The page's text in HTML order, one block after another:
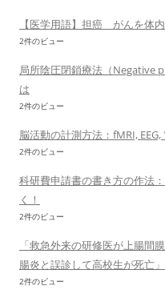
【医学用語】担癌 がんを体
2件のビュー
局所陰圧閉鎖療法（Negative
は
2件のビュー
脳活動の計測方法：fMRI,
2件のビュー
科研費申請書の書き方の作法
く！
2件のビュー
「救急外来の研修医が上腸間
腸炎と誤診して高校生が死亡
2件のビュー